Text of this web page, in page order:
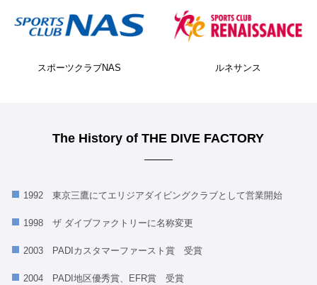
ルネサンス ティップネス
The History of THE DIVE FACTORY
1992 東京三鷹にてエリジアダイビングクラブとして営業開始
1998 ザ ダイブファクトリーに名称変更
2003 PADIカスタマーファースト賞 受賞
2004 PADI地区優秀賞、EFR賞 受賞